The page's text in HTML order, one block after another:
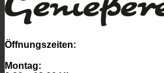
Öffnungszeiten:
Montag: